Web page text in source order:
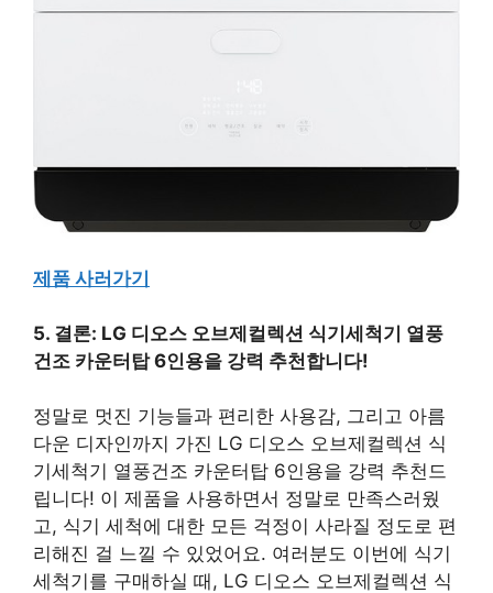
제품 사러가기
5. 결론: LG 디오스 오브제컬렉션 식기세척기 열풍
건조 카운터탑 6인용을 강력 추천합니다!
정말로 멋진 기능들과 편리한 사용감, 그리고 아름
다운 디자인까지 가진 LG 디오스 오브제컬렉션 식
기세척기 열풍건조 카운터탑 6인용을 강력 추천드
립니다! 이 제품을 사용하면서 정말로 만족스러웠
고, 식기 세척에 대한 모든 걱정이 사라질 정도로 편
리해진 걸 느낄 수 있었어요. 여러분도 이번에 식기
세척기를 구매하실 때, LG 디오스 오브제컬렉션 식